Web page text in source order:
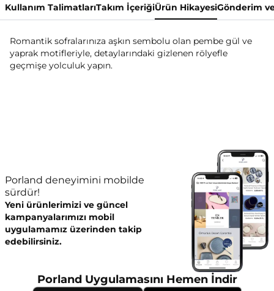
Kullanım TalimatlarıTakım İçeriğiÜrün HikayesiGönderim
Romantik sofralarınıza aşkın sembolu olan pembe gül ve
yaprak motifleriyle, detaylarındaki gizlenen rölyefle
geçmişe yolculuk yapın.
Porland deneyimini mobilde
sürdür!
Yeni ürünlerimizi ve güncel
kampanyalarımızı mobil
uygulamamız üzerinden takip
edebilirsiniz.
Porland Uygulamasını Hemen İndir